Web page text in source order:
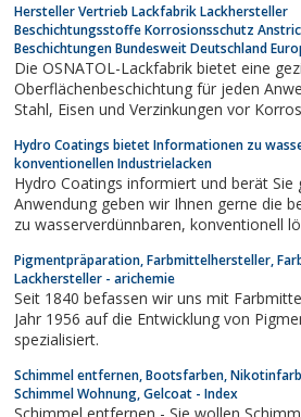
Hersteller Vertrieb Lackfabrik Lackhersteller
Beschichtungsstoffe Korrosionsschutz
Beschichtungen Bundesweit Deutschland
Die OSNATOL-Lackfabrik bietet eine
Oberflächenbeschichtung für jeden
Stahl, Eisen und Verzinkungen vor Korrosion, genauso wie
können. Lack schützt Stahlbauwerke
Wertverlust durch Rost.Das für diese und
Hydro Coatings bietet Informationen zu
konventionellen Industrielacken
Hydro Coatings informiert und berät Sie
Anwendung geben wir Ihnen gerne die
zu wasserverdünnbaren, konventionell lösemittelhalteige Lacke,
Pigmentpräparation, Farbmittelhersteller,
Lackhersteller - arichemie
Seit 1840 befassen wir uns mit
Jahr 1956 auf die Entwicklung von
spezialisiert.
Schimmel entfernen, Bootsfarben,
Schimmel Wohnung, Gelcoat - Index